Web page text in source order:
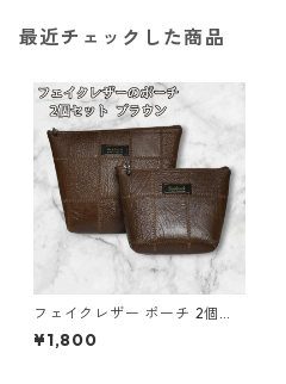
最近チェックした商品
フェイクレザー ポーチ 2個セ
ット ブラウン パッチワーク風
o49 小物入れ ハンドメイド ギ
¥1,800